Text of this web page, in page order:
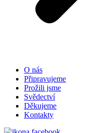
O nás
Připravujeme
Prožili jsme
Svědectví
Děkujeme
Kontakty